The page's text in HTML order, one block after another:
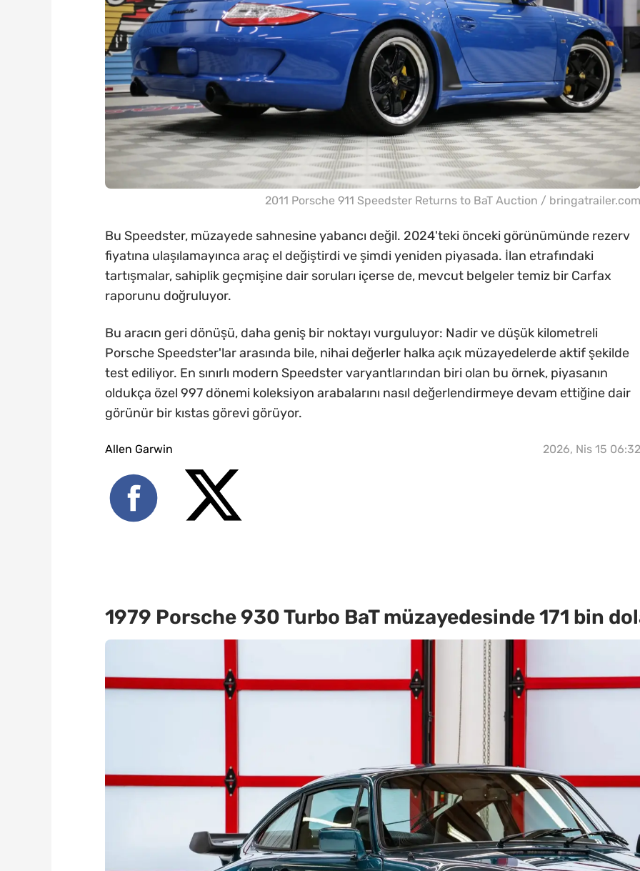
2011 Porsche 911 Speedster Returns to BaT Auction / bringatrailer.com
Bu Speedster, müzayede sahnesine yabancı değil. 2024'teki önceki görünümünde rezerv
fiyatına ulaşılamayınca araç el değiştirdi ve şimdi yeniden piyasada. İlan etrafındaki
tartışmalar, sahiplik geçmişine dair soruları içerse de, mevcut belgeler temiz bir Carfax
raporunu doğruluyor.
Bu aracın geri dönüşü, daha geniş bir noktayı vurguluyor: Nadir ve düşük kilometreli
Porsche Speedster'lar arasında bile, nihai değerler halka açık müzayedelerde aktif şekilde
test ediliyor. En sınırlı modern Speedster varyantlarından biri olan bu örnek, piyasanın
oldukça özel 997 dönemi koleksiyon arabalarını nasıl değerlendirmeye devam ettiğine dair
görünür bir kıstas görevi görüyor.
Allen Garwin 2026, Nis 15 06:32
1979 Porsche 930 Turbo BaT müzayedesinde 171 bin